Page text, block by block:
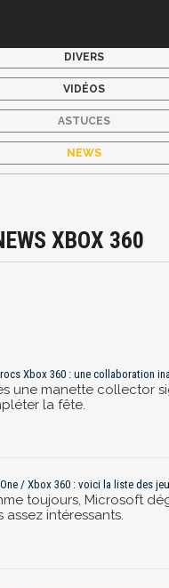
DIVERS
VIDÉOS
ASTUCES
NEWS
XBOX 360
Xbox 360 : une collaboration
une manette collector
la fête.
/ Xbox 360 : voici la liste des
toujours, Microsoft
assez intéressants.